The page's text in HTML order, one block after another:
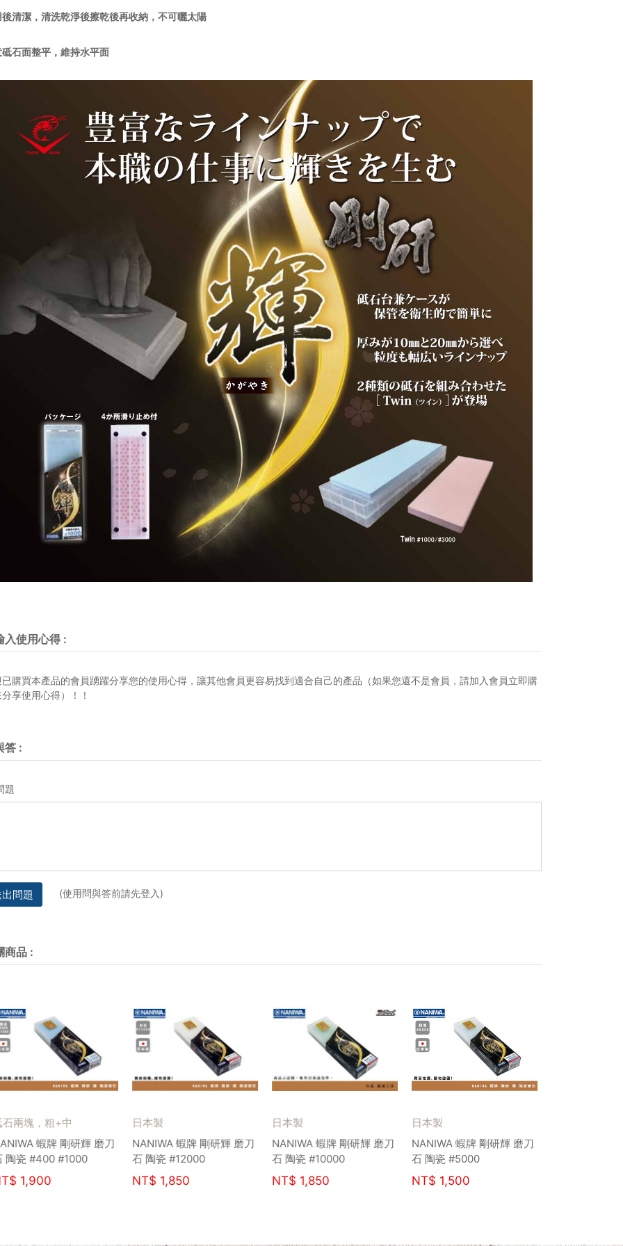
清潔，清洗乾淨後擦乾後再收納，不可曬太陽
石面整平，維持水平面
入使用心得 :
購買本產品的會員踴躍分享您的使用心得，讓其他會員更容易找到適合自己的產品（如果您還不是會員，請加入會員立即購
享使用心得）！！
答 :
題
問題 (使用問與答前請先登入)
商品 :
兩塊，粗+中
蝦牌 剛研輝 磨刀
陶瓷 #400 #1000
1,900
日本製
NANIWA 蝦牌 剛研輝 磨刀
石 陶瓷 #12000
NT$1,850
日本製
NANIWA 蝦牌 剛研輝 磨刀
石 陶瓷 #10000
NT$1,850
日本製
NANIWA 蝦牌 剛研輝 磨刀
石 陶瓷 #5000
NT$1,500